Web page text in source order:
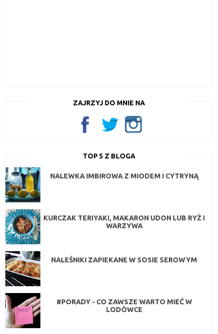
ZAJRZYJ DO MNIE NA
TOP 5 Z BLOGA
NALEWKA IMBIROWA Z MIODEM I CYTRYNĄ
KURCZAK TERIYAKI, MAKARON UDON LUB RYŻ I
WARZYWA
NALEŚNIKI ZAPIEKANE W SOSIE SEROWYM
#PORADY - CO ZAWSZE WARTO MIEĆ W
LODÓWCE